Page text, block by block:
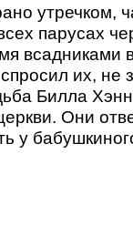
утречком,
парусах
всадниками
их, не
Билла
Они
у